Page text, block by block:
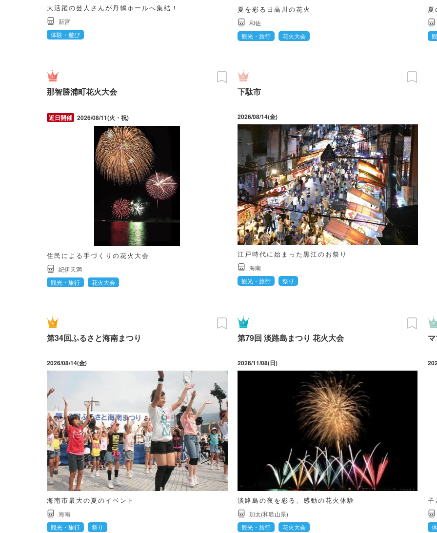
大活躍の芸人さんが丹鶴ホールへ集結！
新宮
体験・遊び
夏を彩る日高川の花火
和佐
観光・旅行
花火大会
那智勝浦町花火大会
2026/08/11(火・祝)
住民による手づくりの花火大会
紀伊天満
観光・旅行
花火大会
下駄市
2026/08/14(金)
江戸時代に始まった黒江のお祭り
海南
観光・旅行
祭り
第34回ふるさと海南まつり
2026/08/14(金)
海南市最大の夏のイベント
海南
観光・旅行
祭り
第79回 淡路島まつり 花火大会
2026/11/08(日)
淡路島の夜を彩る、感動の花火体験
加太(和歌山県)
観光・旅行
花火大会
子